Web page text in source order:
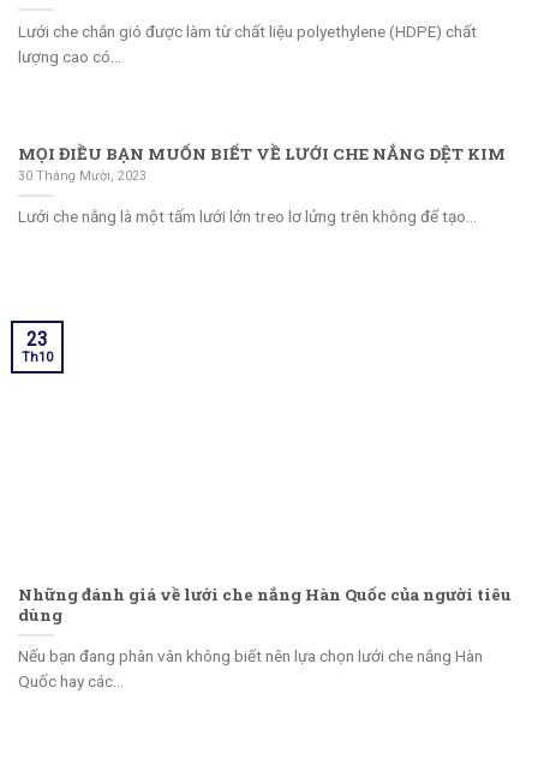
Lưới che chắn gió được làm từ chất liệu polyethylene (HDPE) chất
lượng cao có...
MỌI ĐIỀU BẠN MUỐN BIẾT VỀ LƯỚI CHE NẮNG DỆT KIM
30 Tháng Mười, 2023
Lưới che nắng là một tấm lưới lớn treo lơ lửng trên không để tạo...
Những đánh giá về lưới che nắng Hàn Quốc của người tiêu
dùng
Nếu bạn đang phân vân không biết nên lựa chọn lưới che nắng Hàn
Quốc hay các...
23
Th10